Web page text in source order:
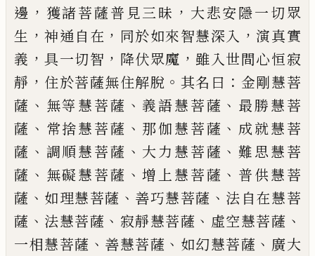
邊 ， 獲諸菩薩普 見三昧 ， 大悲安隱一切眾
生 ，神通自在 ， 同於如來智慧深入 ，演真實
義 ，具一切智 ， 降伏眾魔 ，雖入世間心恒寂
靜 ， 住於菩薩無住解脫 。 其名曰 ： 金剛慧菩
薩 、 無等慧菩薩 、 義語慧菩薩 、 最勝慧菩
薩 、 常捨慧菩薩 、 那伽慧菩薩 、 成就慧菩
薩 、 調順慧菩薩 、 大力慧菩薩 、難思慧菩
薩 、 無礙慧菩薩 、增上慧菩薩 、 普供慧菩
薩 、 如理慧菩薩 、 善巧慧菩薩 、 法自在慧菩
薩 、 法慧菩薩 、 寂靜慧菩薩 、 虛空慧菩薩 、
一相慧菩薩 、 善慧菩薩 、 如幻慧菩薩 、 廣大